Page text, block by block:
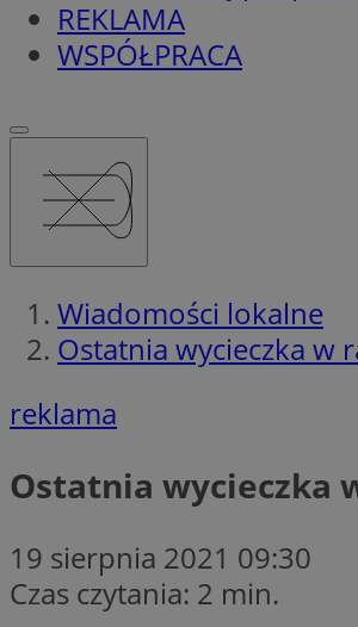
REKLAMA
WSPÓŁPRACA
Wiadomości lokalne
Ostatnia wycieczka w
reklama
Ostatnia wycieczka
19 sierpnia 2021 09:30
Czas czytania: 2 min.